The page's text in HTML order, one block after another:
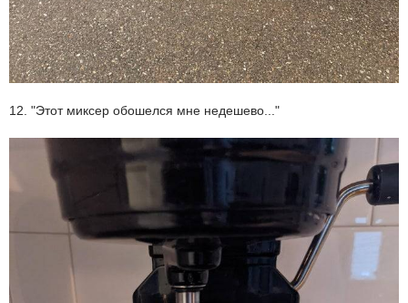
12. "Этот миксер обошелся мне недешево..."